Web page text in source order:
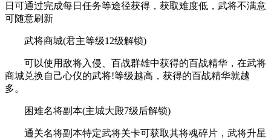
日可通过完成每日任务等途径获得，获取难度低，武将不满意
可随意刷新
武将商城(君主等级12级解锁)
可以使用敌将入侵、百战群雄中获得的百战精华，在武将
商城兑换自己心仪的武将!等级越高，获得的百战精华就越
多。
困难名将副本(主城大殿7级后解锁)
通关名将副本特定武将关卡可获取其将魂碎片，武将升星